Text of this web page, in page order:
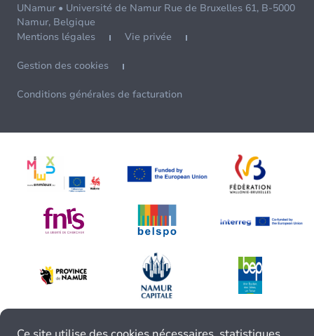
UNamur • Université de Namur Rue de Bruxelles 61, B-5000
Namur, Belgique
Mentions légales
Vie privée
Gestion des cookies
Conditions générales de facturation